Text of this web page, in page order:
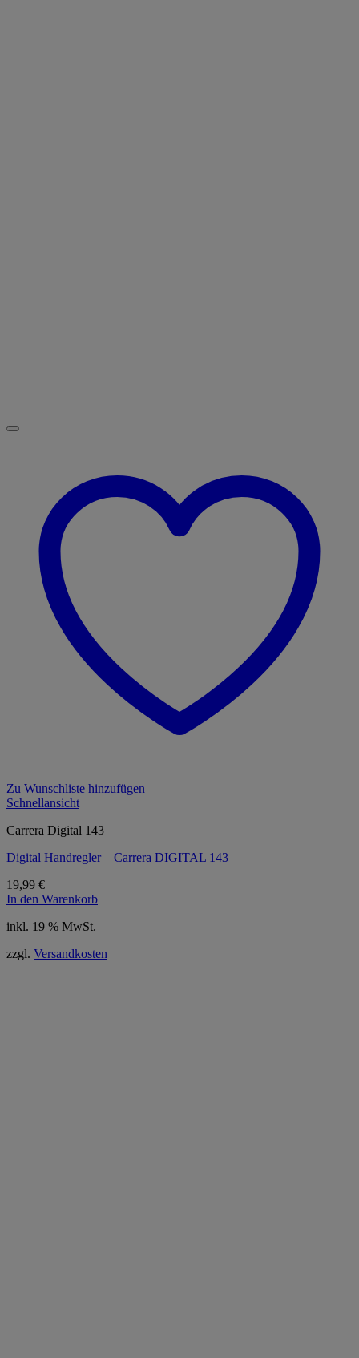
Zu Wunschliste hinzufügen
Schnellansicht
Carrera Digital 143
Digital Handregler – Carrera DIGITAL 143
19,99 €
In den Warenkorb
inkl. 19 % MwSt.
zzgl. Versandkosten